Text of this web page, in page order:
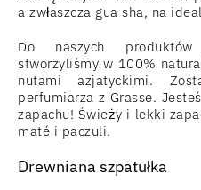
a zwłaszcza gua sha, na
Do naszych
stworzyliśmy w 100%
nutami azjatyckimi.
perfumiarza z Grasse.
zapachu! Świeży i lekki
maté i paczuli.
Drewniana szpatułka